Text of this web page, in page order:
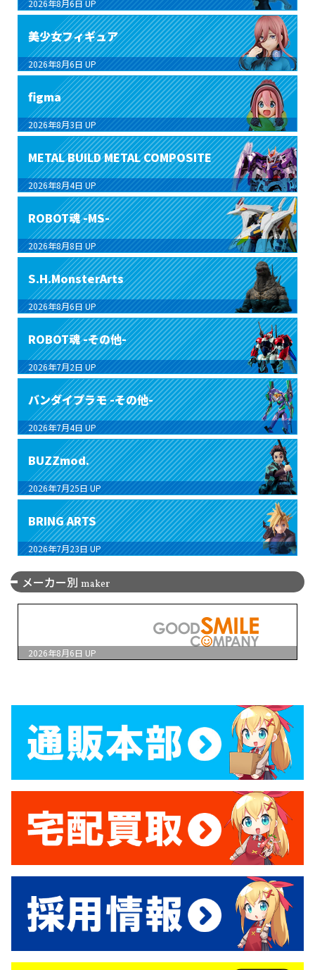
2026年8月6日 UP
美少女フィギュア
2026年8月6日 UP
figma
2026年8月3日 UP
METAL BUILD METAL COMPOSITE
2026年8月4日 UP
ROBOT魂 -MS-
2026年8月8日 UP
S.H.MonsterArts
2026年8月6日 UP
ROBOT魂 -その他-
2026年7月2日 UP
バンダイプラモ -その他-
2026年7月4日 UP
BUZZmod.
2026年7月25日 UP
BRING ARTS
2026年7月23日 UP
メーカー別 maker
2026年8月6日 UP